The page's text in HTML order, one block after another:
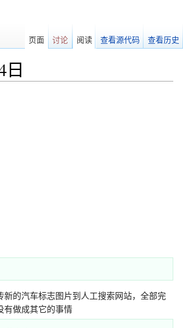
日
新的汽车标志图片到人工搜索网站，全部完
有做成其它的事情
页面 讨论 阅读 查看源代码 查看历史